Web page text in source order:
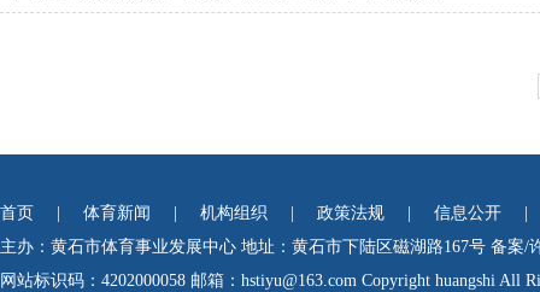
首页 体育新闻 机构组织 政策法规 信息公开
主办：黄石市体育事业发展中心 地址：黄石市下陆区磁湖路167号 备案/
网站标识码：4202000058 邮箱：hstiyu@163.com Copyright huangshi All